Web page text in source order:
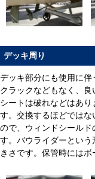
デッキ周り
デッキ部分にも使用に
クラックなどもなく、
シートは破れなどはあ
す。交換するほどでは
ので、ウィンドシールド
す。バウライダーとい
きさです。保管時にはボ